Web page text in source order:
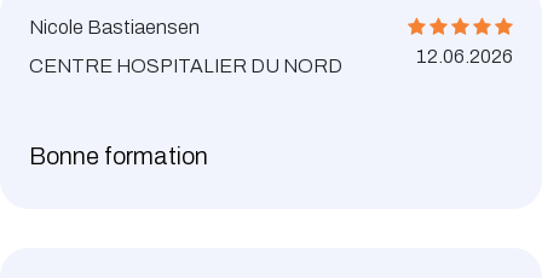
Nicole Bastiaensen
CENTRE HOSPITALIER DU NORD
12.06.2026
Bonne formation